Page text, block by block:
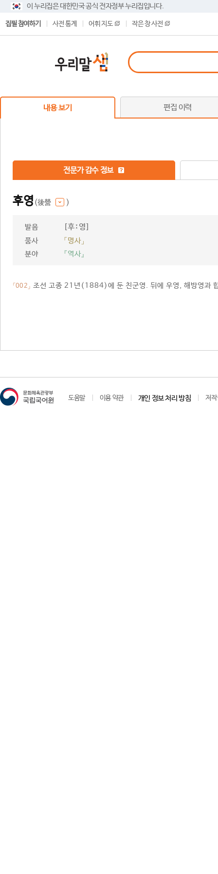
이 누리집은 대한민국 공식 전자정부 누리집입니다.
집필 참여하기 사전 통계 어휘 지도 작은 창 사전
내용 보기 편집 이력
전문가 감수 정보
후영 (後營 )
발음 [후ː영]
품사
「명사」
분야
『역사』
「002」 조선 고종 21년(1884)에 둔 친군영. 뒤에 우영, 해방영과
도움말 이용 약관 개인 정보 처리 방침 저